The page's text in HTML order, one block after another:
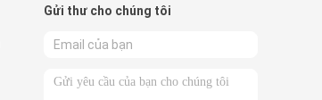
Gửi thư cho chúng tôi